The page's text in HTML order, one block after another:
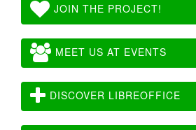
JOIN THE PROJECT!
MEET US AT EVENTS
DISCOVER LIBREOFFICE